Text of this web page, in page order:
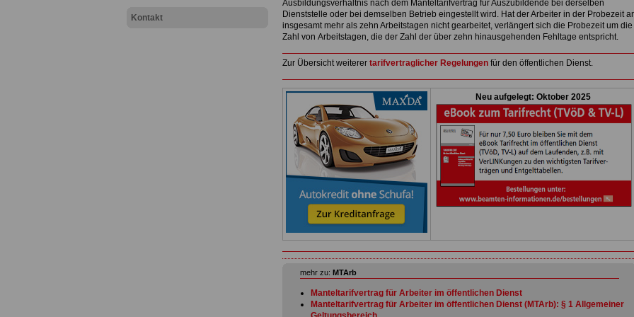
Kontakt
Ausbildungsverhältnis nach dem Manteltarifvertrag für Auszubildende bei derselben
Dienststelle oder bei demselben Betrieb eingestellt wird. Hat der Arbeiter in der Probezeit
insgesamt mehr als zehn Arbeitstagen nicht gearbeitet, verlängert sich die Probezeit um die
Zahl von Arbeitstagen, die der Zahl der über zehn hinausgehenden Fehltage entspricht.
Zur Übersicht weiterer tarifvertraglicher Regelungenfür den öffentlichen Dienst.
Neu aufgelegt: Oktober 2025
mehr zu: MTArb
Manteltarifvertrag für Arbeiter im öffentlichen Dienst
Manteltarifvertrag für Arbeiter im öffentlichen Dienst (MTArb): § 1 Allgemeiner